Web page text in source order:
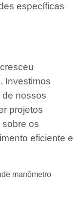
específicas
Investimos
nossos
projetos
os
eficiente e
manômetro